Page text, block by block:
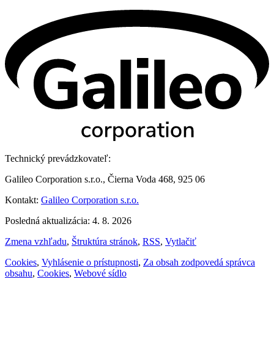
Technický prevádzkovateľ:
Galileo Corporation s.r.o., Čierna Voda 468, 925 06
Kontakt: Galileo Corporation s.r.o.
Posledná aktualizácia: 4. 8. 2026
Zmena vzhľadu, Štruktúra stránok, RSS, Vytlačiť
Cookies, Vyhlásenie o prístupnosti, Za obsah zodpovedá správca
obsahu, Cookies, Webové sídlo